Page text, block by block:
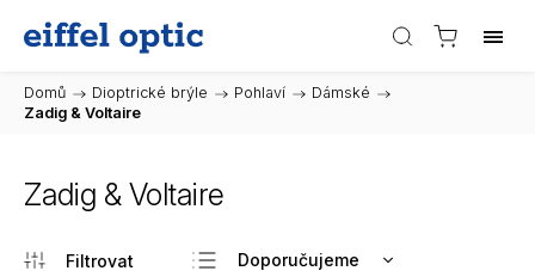
Domů / Dioptrické brýle / Pohlaví / Dámské /
Zadig & Voltaire
Zadig & Voltaire
Doporučujeme